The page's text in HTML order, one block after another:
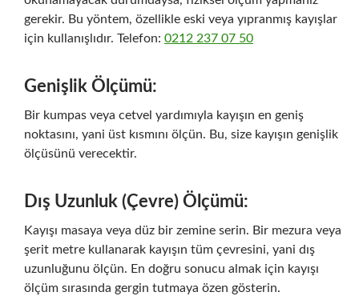
gerekir. Bu yöntem, özellikle eski veya yıpranmış kayışlar
için kullanışlıdır. Telefon: 0212 237 07 50
Genişlik Ölçümü:
Bir kumpas veya cetvel yardımıyla kayışın en geniş
noktasını, yani üst kısmını ölçün. Bu, size kayışın genişlik
ölçüsünü verecektir.
Dış Uzunluk (Çevre) Ölçümü:
Kayışı masaya veya düz bir zemine serin. Bir mezura veya
şerit metre kullanarak kayışın tüm çevresini, yani dış
uzunluğunu ölçün. En doğru sonucu almak için kayışı
ölçüm sırasında gergin tutmaya özen gösterin.